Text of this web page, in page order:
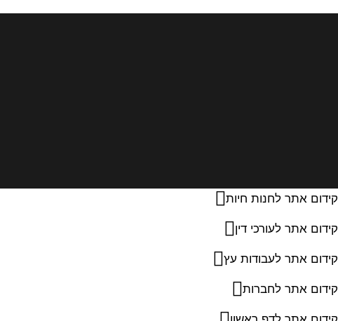
קידום אתר לחנות חיות
קידום אתר לעורכי דין
קידום אתר לעבודות עץ
קידום אתר לחברות